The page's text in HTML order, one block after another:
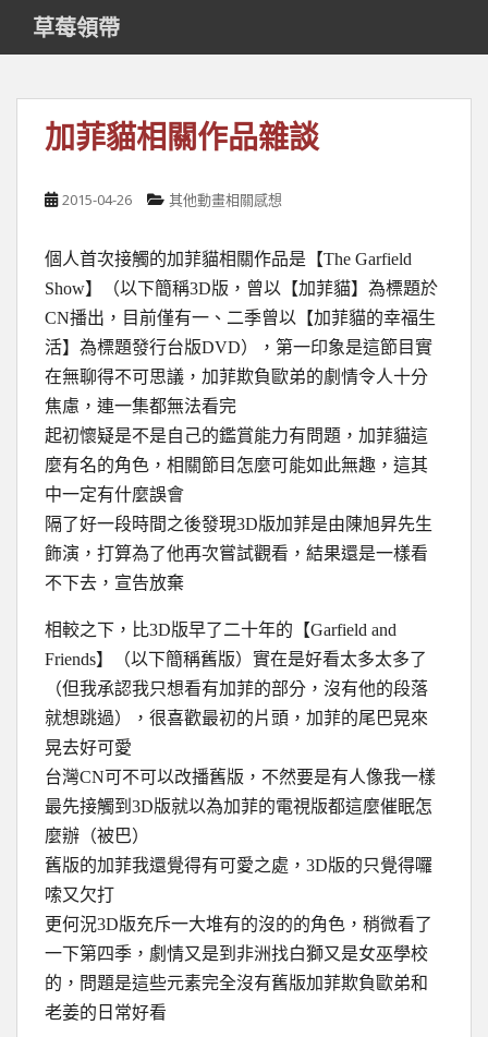
i
草莓領帶
加菲貓相關作品雜談
2015-04-26 其他動畫相關感想
個人首次接觸的加菲貓相關作品是【The Garfield
Show】（以下簡稱3D版，曾以【加菲貓】為標題於
CN播出，目前僅有一、二季曾以【加菲貓的幸福生
活】為標題發行台版DVD），第一印象是這節目實
在無聊得不可思議，加菲欺負歐弟的劇情令人十分
焦慮，連一集都無法看完
起初懷疑是不是自己的鑑賞能力有問題，加菲貓這
麼有名的角色，相關節目怎麼可能如此無趣，這其
中一定有什麼誤會
隔了好一段時間之後發現3D版加菲是由陳旭昇先生
飾演，打算為了他再次嘗試觀看，結果還是一樣看
不下去，宣告放棄
相較之下，比3D版早了二十年的【Garfield and
Friends】（以下簡稱舊版）實在是好看太多太多了
（但我承認我只想看有加菲的部分，沒有他的段落
就想跳過），很喜歡最初的片頭，加菲的尾巴晃來
晃去好可愛
台灣CN可不可以改播舊版，不然要是有人像我一樣
最先接觸到3D版就以為加菲的電視版都這麼催眠怎
麼辦（被巴）
舊版的加菲我還覺得有可愛之處，3D版的只覺得囉
嗦又欠打
更何況3D版充斥一大堆有的沒的的角色，稍微看了
一下第四季，劇情又是到非洲找白獅又是女巫學校
的，問題是這些元素完全沒有舊版加菲欺負歐弟和
老姜的日常好看